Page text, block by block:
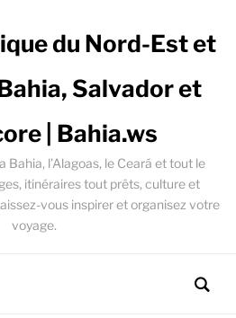
du Nord-Est et
Salvador et
| Bahia.ws
Bahia, l’Alagoas, le Ceará et tout le
itinéraires tout prêts, culture et
vous inspirer et organisez votre
voyage.